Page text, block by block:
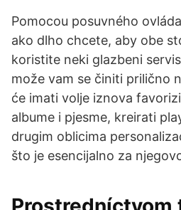
Pomocou posuvného
ako dlho chcete, aby obe
koristite neki glazbeni
može vam se činiti prilično
će imati volje iznova
albume i pjesme, kreirati
drugim oblicima
što je esencijalno za